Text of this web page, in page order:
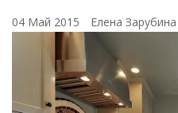
04 Май 2015 Елена Зарубина